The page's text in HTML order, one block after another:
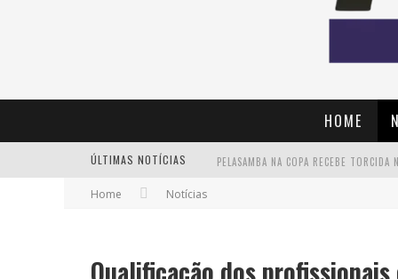
HOME
ÚLTIMAS NOTÍCIAS
Home Notícias
Qualificação dos